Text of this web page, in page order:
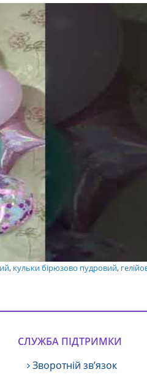
, кульки бірюзово пудровий,
СЛУЖБА ПІДТРИМКИ
Зворотній зв’язок